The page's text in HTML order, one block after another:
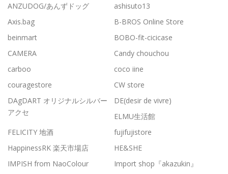
ANZUDOG/あんずドッグ
ashisuto13
Axis.bag
B-BROS Online Store
beinmart
BOBO-fit-cicicase
CAMERA
Candy chouchou
carboo
coco iine
couragestore
CW store
DAgDART オリジナルシルバー
アクセ
DE(desir de vivre)
ELMU生活館
FELICITY 地酒
fujifujistore
HappinessRK 楽天市場店
HE&SHE
IMPISH from NaoColour
Import shop『akazukin』